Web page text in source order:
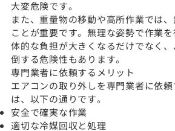
大変危険です。
また、重量物の移動や高所作業では
ことが重要です。無理な姿勢で作業
体的な負担が大きくなるだけでなく
倒する危険性もあります。
専門業者に依頼するメリット
エアコンの取り外しを専門業者に依
は、以下の通りです。
安全で確実な作業
適切な冷媒回収と処理